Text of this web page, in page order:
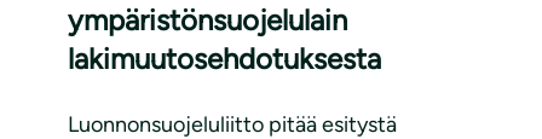
ympäristönsuojelulain
lakimuutosehdotuksesta
Luonnonsuojeluliitto pitää esitystä